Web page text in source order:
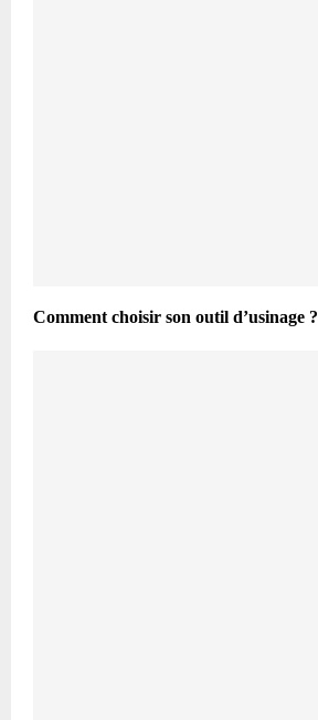
Comment choisir son outil d’usinage ?